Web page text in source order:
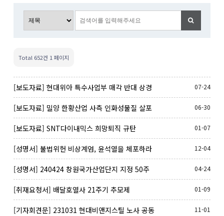
Total 652건 1 페이지
[보도자료] 현대위아 특수사업부 매각 반대 상경
투쟁
07-24
[보도자료] 밀양 한황산업 사측 인화성물질 살포 06-30
[보도자료] SNT다이내믹스 희망퇴직 규탄 01-07
[성명서] 불법위헌 비상계엄, 윤석열을 체포하라 12-04
[성명서] 240424 창원국가산업단지 지정 50주
년 기념행사에 불참하며
04-24
[취재요청서] 배달호열사 21주기 추모제 01-09
[기자회견문] 231031 현대비앤지스틸 노사 공동
11-01